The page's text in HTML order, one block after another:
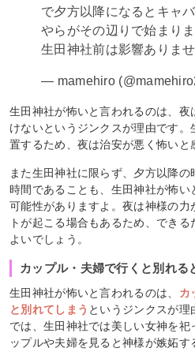
で夕方以降になるとキャ
やらがその辺りで始まり
生田神社前は影響ありませ
— mamehiro
生田神社が怖いと言われるのは、
けないというジンクスが理由です
置するため、夜は治安が悪く怖いと
また生田神社に限らず、夕方以降
時間であることも、生田神社が怖い
可能性がありますよ。夜は神様の力
トが起こる場合もあるため、でき
よいでしょう。
カップル・夫婦で行くと別れる
生田神社が怖いと言われるのは、 カ
と別れてしまう というジンクスが理
では、生田神社では美しい女神を祀
ップルや夫婦を見ると神様が嫉妬す